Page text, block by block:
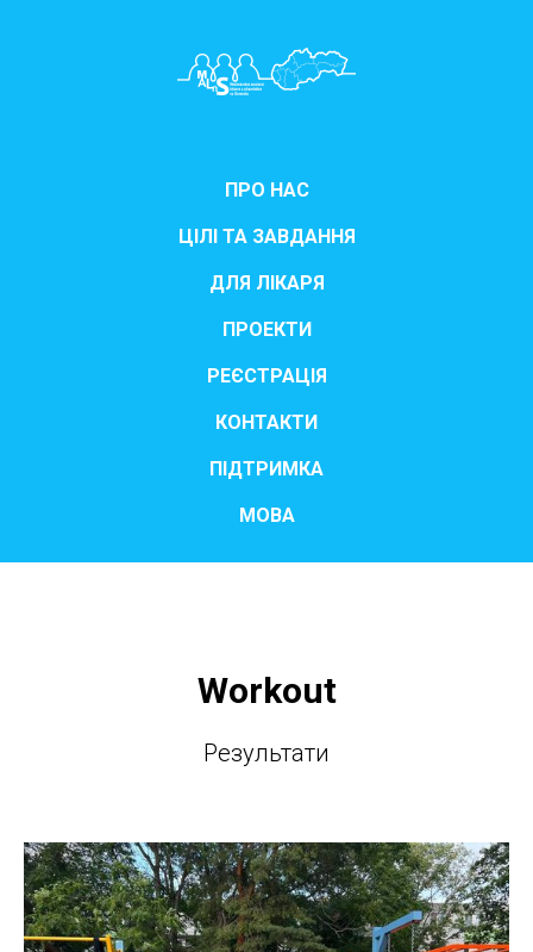
ПРО НАС
ЦІЛІ ТА ЗАВДАННЯ
ДЛЯ ЛІКАРЯ
ПРОЕКТИ
РЕЄСТРАЦІЯ
КОНТАКТИ
ПІДТРИМКА
МОВА
Workout
Результати